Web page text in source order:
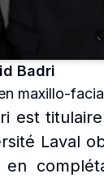
Badri
maxillo-
est
Laval
en